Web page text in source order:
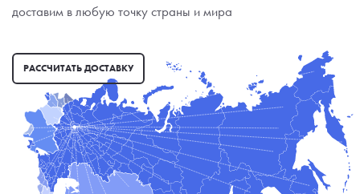
доставим в любую точку страны и мира
РАССЧИТАТЬ ДОСТАВКУ